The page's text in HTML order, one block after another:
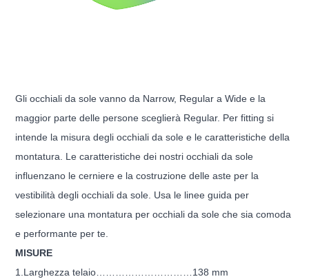
Gli occhiali da sole vanno da Narrow, Regular a Wide e la
maggior parte delle persone sceglierà Regular. Per fitting si
intende la misura degli occhiali da sole e le caratteristiche della
montatura. Le caratteristiche dei nostri occhiali da sole
influenzano le cerniere e la costruzione delle aste per la
vestibilità degli occhiali da sole. Usa le linee guida per
selezionare una montatura per occhiali da sole che sia comoda
e performante per te.
MISURE
1.Larghezza telaio…………………………138 mm